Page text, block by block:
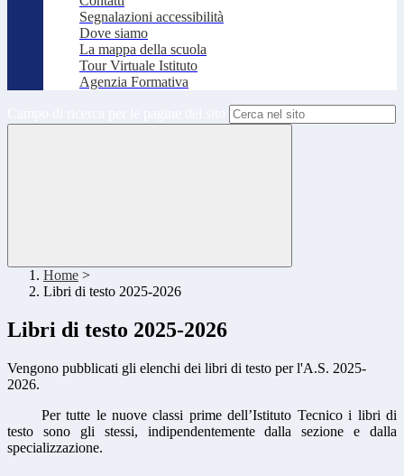
Segnalazioni accessibilità
Dove siamo
La mappa della scuola
Tour Virtuale Istituto
Agenzia Formativa
Home >
Libri di testo 2025-2026
Libri di testo 2025-2026
Vengono pubblicati gli elenchi dei libri di testo per l'A.S. 2025-
2026.
Per tutte le nuove classi prime dell’Istituto Tecnico i libri di
testo sono gli stessi, indipendentemente dalla sezione e dalla
specializzazione.